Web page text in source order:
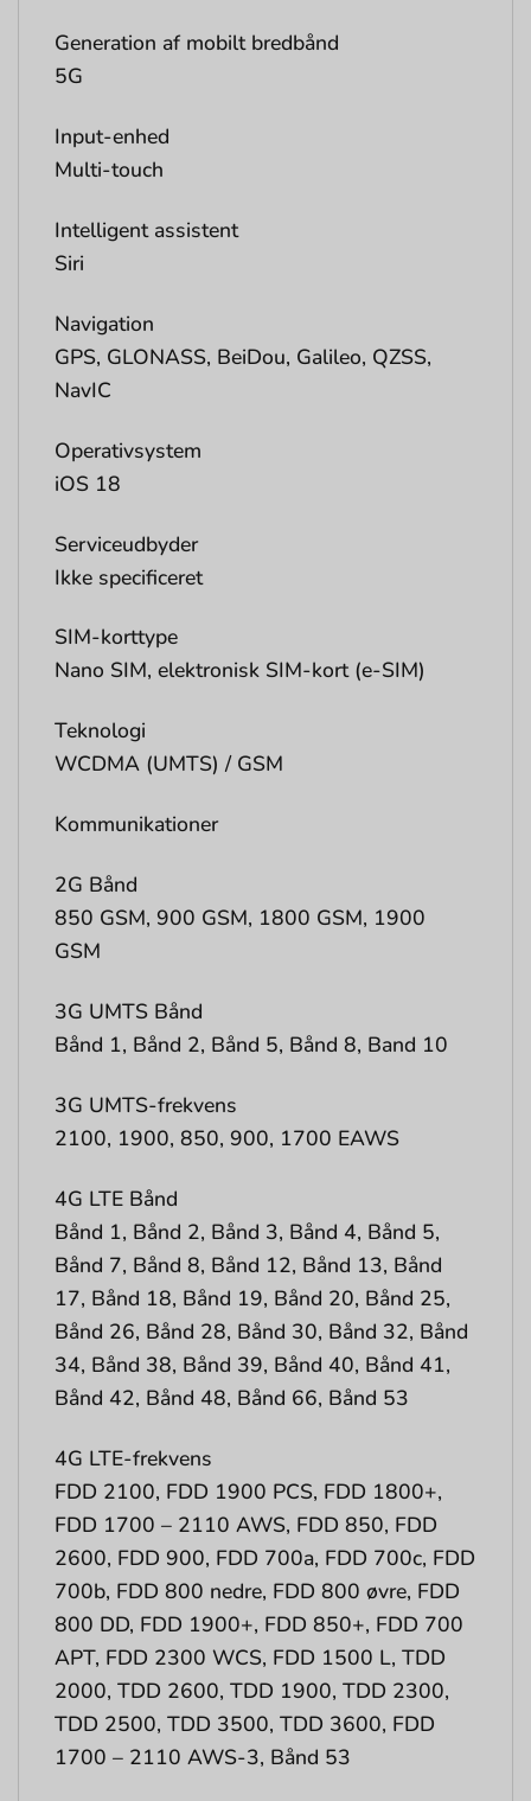
Generation af mobilt bredbånd
5G
Input-enhed
Multi-touch
Intelligent assistent
Siri
Navigation
GPS, GLONASS, BeiDou, Galileo, QZSS,
NavIC
Operativsystem
iOS 18
Serviceudbyder
Ikke specificeret
SIM-korttype
Nano SIM, elektronisk SIM-kort (e-SIM)
Teknologi
WCDMA (UMTS) / GSM
Kommunikationer
2G Bånd
850 GSM, 900 GSM, 1800 GSM, 1900
GSM
3G UMTS Bånd
Bånd 1, Bånd 2, Bånd 5, Bånd 8, Band 10
3G UMTS-frekvens
2100, 1900, 850, 900, 1700 EAWS
4G LTE Bånd
Bånd 1, Bånd 2, Bånd 3, Bånd 4, Bånd 5,
Bånd 7, Bånd 8, Bånd 12, Bånd 13, Bånd
17, Bånd 18, Bånd 19, Bånd 20, Bånd 25,
Bånd 26, Bånd 28, Bånd 30, Bånd 32, Bånd
34, Bånd 38, Bånd 39, Bånd 40, Bånd 41,
Bånd 42, Bånd 48, Bånd 66, Bånd 53
4G LTE-frekvens
FDD 2100, FDD 1900 PCS, FDD 1800+,
FDD 1700 – 2110 AWS, FDD 850, FDD
2600, FDD 900, FDD 700a, FDD 700c, FDD
700b, FDD 800 nedre, FDD 800 øvre, FDD
800 DD, FDD 1900+, FDD 850+, FDD 700
APT, FDD 2300 WCS, FDD 1500 L, TDD
2000, TDD 2600, TDD 1900, TDD 2300,
TDD 2500, TDD 3500, TDD 3600, FDD
1700 – 2110 AWS-3, Bånd 53